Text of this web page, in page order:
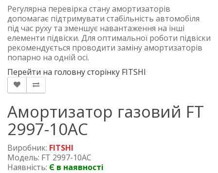
Регулярна перевірка стану амортизаторів
допомагає підтримувати стабільність автомобіля
під час руху та зменшує навантаження на інші
елементи підвіски. Для оптимальної роботи підвіски
рекомендується проводити заміну амортизаторів
попарно на одній осі.
Перейти на головну сторінку FITSHI
Амортизатор газовий FT
2997-10AC
Виробник: FITSHI
Модель: FT 2997-10AC
Наявність: Є в наявності